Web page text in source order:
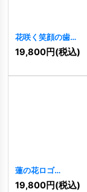
花咲く笑顔の歯の
ロゴ[10105]
19,800円(税込)
蓮の花ロゴ
[10094]
19,800円(税込)